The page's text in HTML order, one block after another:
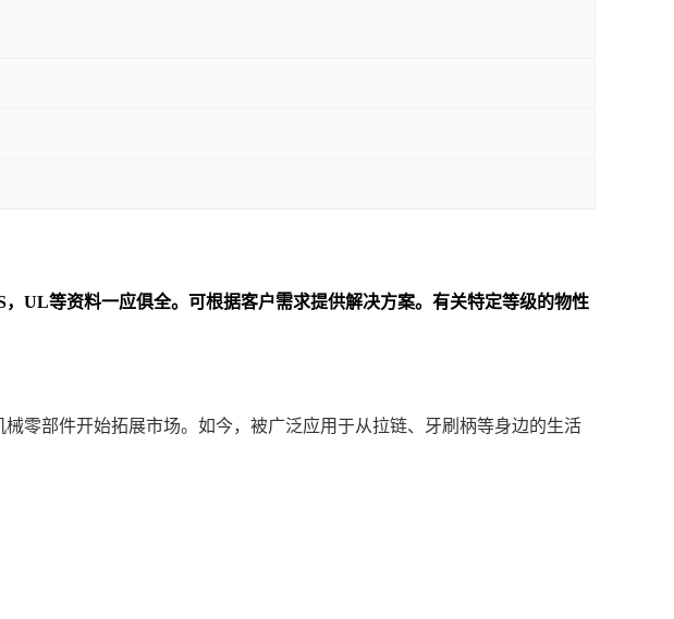
UL等资料一应俱全。可根据客户需求提供解决方案。 有关特定等级的物性
零部件开始拓展市场。如今，被广泛应用于从拉链、牙刷柄等身边的生活